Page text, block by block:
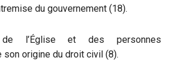
du gouvernement (18).
de l’Église et des personnes
origine du droit civil (8).